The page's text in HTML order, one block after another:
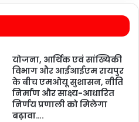
योजना, आर्थिक एवं सांख्यिकी
विभाग और आईआईएम रायपुर
के बीच एमओयू सुशासन, नीति
निर्माण और साक्ष्य-आधारित
निर्णय प्रणाली को मिलेगा
बढ़ावा….